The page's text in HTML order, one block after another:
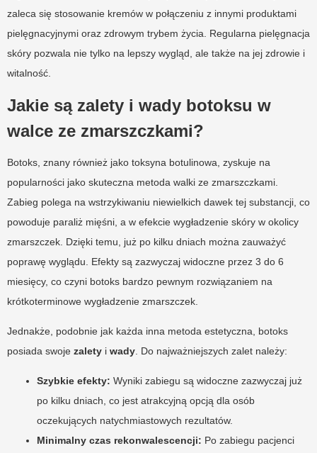
zaleca się stosowanie kremów w połączeniu z innymi produktami
pielęgnacyjnymi oraz zdrowym trybem życia. Regularna pielęgnacja
skóry pozwala nie tylko na lepszy wygląd, ale także na jej zdrowie i
witalność.
Jakie są zalety i wady botoksu w
walce ze zmarszczkami?
Botoks, znany również jako toksyna botulinowa, zyskuje na
popularności jako skuteczna metoda walki ze zmarszczkami.
Zabieg polega na wstrzykiwaniu niewielkich dawek tej substancji, co
powoduje paraliż mięśni, a w efekcie wygładzenie skóry w okolicy
zmarszczek. Dzięki temu, już po kilku dniach można zauważyć
poprawę wyglądu. Efekty są zazwyczaj widoczne przez 3 do 6
miesięcy, co czyni botoks bardzo pewnym rozwiązaniem na
krótkoterminowe wygładzenie zmarszczek.
Jednakże, podobnie jak każda inna metoda estetyczna, botoks
posiada swoje zalety i wady . Do najważniejszych zalet należy:
Szybkie efekty: Wyniki zabiegu są widoczne zazwyczaj już
po kilku dniach, co jest atrakcyjną opcją dla osób
oczekujących natychmiastowych rezultatów.
Minimalny czas rekonwalescencji: Po zabiegu pacjenci